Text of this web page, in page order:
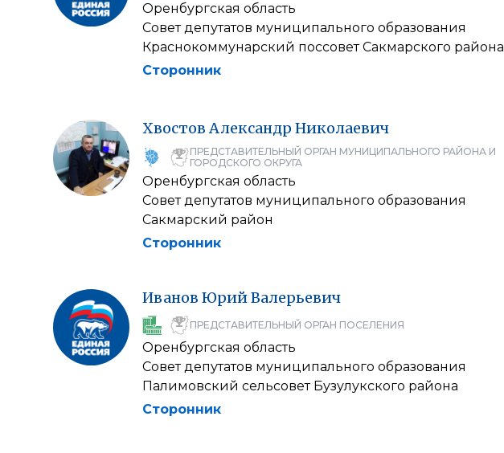
Оренбургская область
Совет депутатов муниципального образования
Краснокоммунарский поссовет Сакмарского района
Сторонник
Хвостов Александр Николаевич
ПРЕДСТАВИТЕЛЬНЫЙ ОРГАН МУНИЦИПАЛЬНОГО РАЙОНА И
ГОРОДСКОГО ОКРУГА
Оренбургская область
Совет депутатов муниципального образования
Сакмарский район
Сторонник
Иванов ЮрийВалерьевич
ПРЕДСТАВИТЕЛЬНЫЙ ОРГАН ПОСЕЛЕНИЯ
Оренбургская область
Совет депутатов муниципального образования
Палимовский сельсовет Бузулукского района
Сторонник